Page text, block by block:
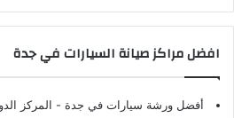
افضل مراكز صيانة السيارات في جدة
أفضل ورشة سيارات في جدة - المركز